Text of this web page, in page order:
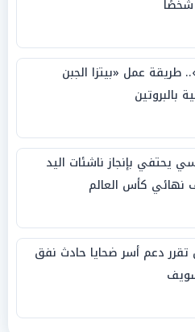
طريقة عمل «بيتزا الجبن
بالبروتين
يحتفي بإنجاز ناشئات اليد
نهائي كأس العالم
تقرر دعم أسر ضحايا حادث نفق